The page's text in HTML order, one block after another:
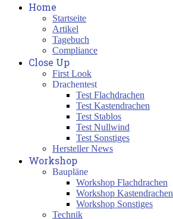
Home
Startseite
Artikel
Tagebuch
Compliance
Close Up
First Look
Drachentest
Test Flachdrachen
Test Kastendrachen
Test Stablos
Test Nullwind
Test Sonstiges
Hersteller News
Workshop
Baupläne
Workshop Flachdrachen
Workshop Kastendrachen
Workshop Sonstiges
Technik